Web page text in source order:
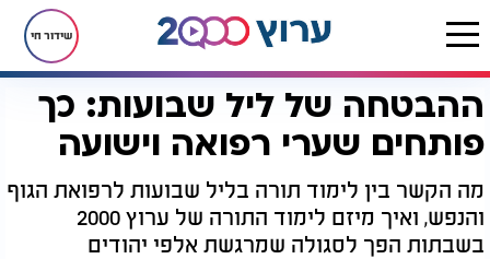
שידור חי
דף הבית יהדות ההבטחה של ליל שבועות: כך פותחים שערי רפואה וישועה
ההבטחה של ליל שבועות: כך
פותחים שערי רפואה וישועה
מה הקשר בין לימוד תורה בליל שבועות לרפואת הגוף
והנפש, ואיך מיזם לימוד התורה של ערוץ 2000
בשבתות הפך לסגולה שמרגשת אלפי יהודים